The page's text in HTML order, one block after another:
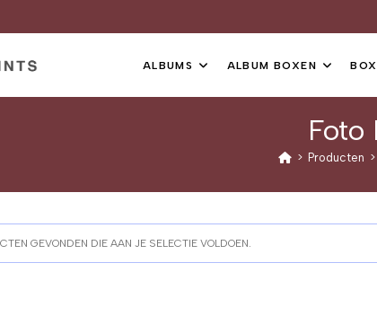
ALBUMS ALBUM BOXEN
Foto
> Producten >
GEVONDEN DIE AAN JE SELECTIE VOLDOEN.